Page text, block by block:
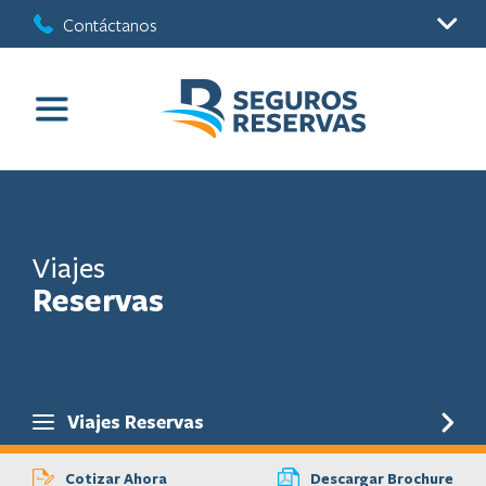
Contáctanos
Viajes
Reservas
Viajes Reservas
Cotizar Ahora Descargar Brochure